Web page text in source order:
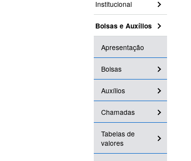
Institucional
Bolsas e Auxílios
Apresentação
Bolsas
Auxílios
Chamadas
Tabelas de
valores